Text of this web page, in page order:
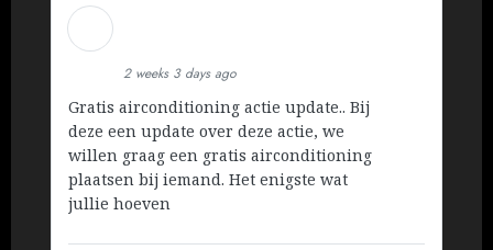
2 weeks 3 days ago
Gratis airconditioning actie update.. Bij
deze een update over deze actie, we
willen graag een gratis airconditioning
plaatsen bij iemand. Het enigste wat
jullie hoeven